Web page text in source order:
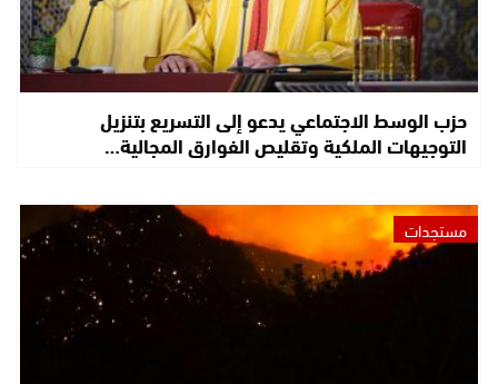
حزب الوسط الاجتماعي يدعو إلى التسريع بتنزيل
التوجيهات الملكية وتقليص الفوارق المجالية…
مستجدات